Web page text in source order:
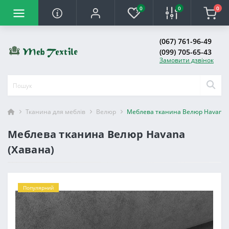
0 0 0
(067) 761-96-49
(099) 705-65-43
Замовити дзвінок
Тканина для меблів Велюр Меблева тканина Велюр Havana
Меблева тканина Велюр Havana
(Хавана)
Популярний